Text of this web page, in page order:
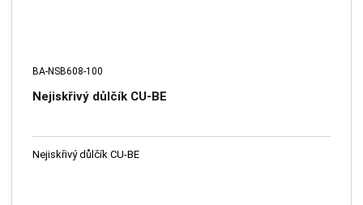
BA-NSB608-100
Nejiskřivý důlčík CU-BE
Nejiskřivý důlčík CU-BE